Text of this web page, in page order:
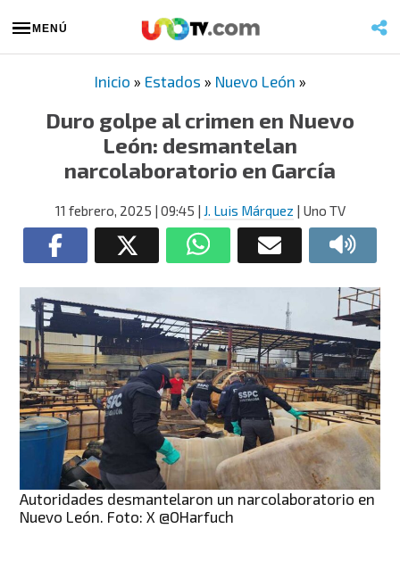
MENÚ
Inicio » Estados » Nuevo León »
Duro golpe al crimen en Nuevo
León: desmantelan
narcolaboratorio en García
11 febrero, 2025 | 09:45 | J. Luis Márquez | Uno TV
Autoridades desmantelaron un narcolaboratorio en
Nuevo León. Foto: X @OHarfuch